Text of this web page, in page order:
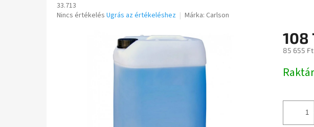
33.713
A
Nincs értékelés Ugrás az értékeléshez Márka: Carlson
108
85 655